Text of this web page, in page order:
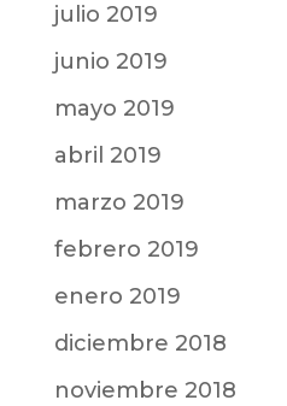
julio 2019
junio 2019
mayo 2019
abril 2019
marzo 2019
febrero 2019
enero 2019
diciembre 2018
noviembre 2018